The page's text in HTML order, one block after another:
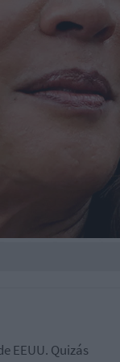
EEUU. Quizás